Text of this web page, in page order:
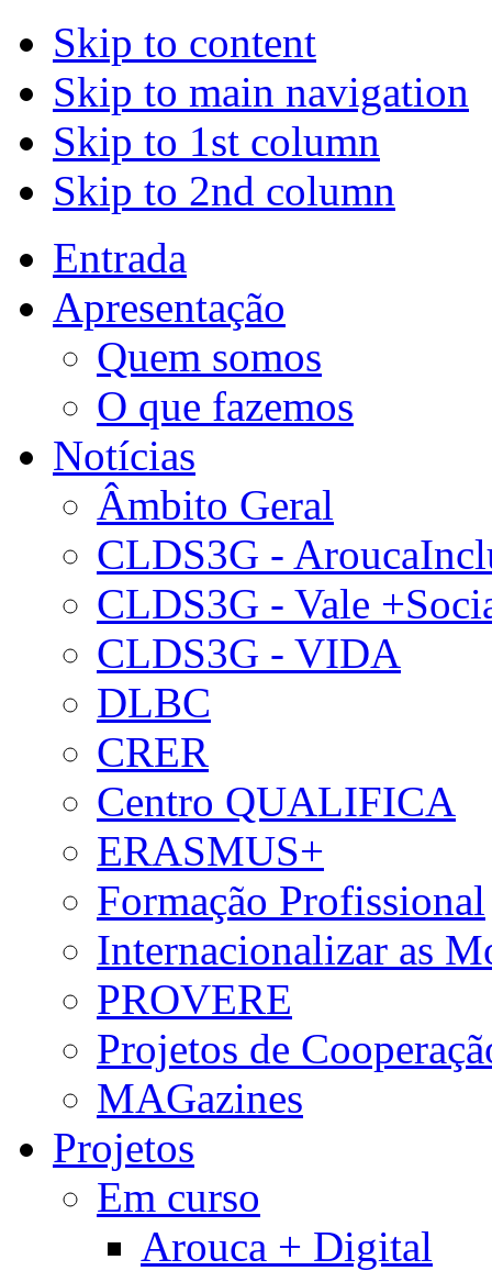
Skip to content
Skip to main navigation
Skip to 1st column
Skip to 2nd column
Entrada
Apresentação
Quem somos
O que fazemos
Notícias
Âmbito Geral
CLDS3G -
CLDS3G - Vale
CLDS3G - VIDA
DLBC
CRER
Centro QUALIFICA
ERASMUS+
Formação Profissional
Internacionalizar as
PROVERE
Projetos de
MAGazines
Projetos
Em curso
Arouca + Digital